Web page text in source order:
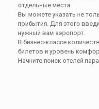
отдельные места.
Вы можете указать не
прибытия. Для этого
нужный вам аэропорт.
В бизнес-классе
билетов и уровень
Начните поиск отелей